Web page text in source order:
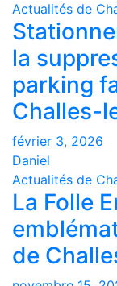
Actualités de
la
parking
Challes-
février 3, 2026
Daniel
Actualités de
La Folle
de